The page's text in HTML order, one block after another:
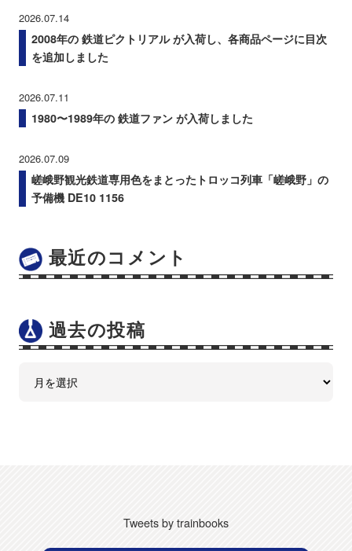
2026.07.14
2008年の 鉄道ピクトリアル が入荷し、各商品ページに目次
を追加しました
2026.07.11
1980〜1989年の 鉄道ファン が入荷しました
2026.07.09
嵯峨野観光鉄道専用色をまとったトロッコ列車「嵯峨野」の
予備機 DE10 1156
最近のコメント
過去の投稿
Tweets by trainbooks